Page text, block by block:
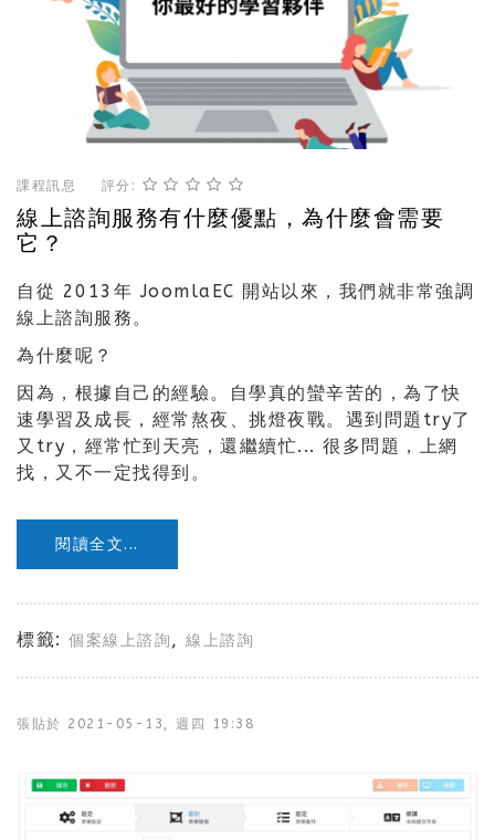
課程訊息
張貼於 2021-05-13, 週四 19:38
評分:
線上諮詢服務有什麼優點，為什麼會需要
它？
自從 2013年 JoomlaEC 開站以來，我們就非常強調
線上諮詢服務。
為什麼呢？
因為，根據自己的經驗。自學真的蠻辛苦的，為了快
速學習及成長，經常熬夜、挑燈夜戰。遇到問題try了
又try，經常忙到天亮，還繼續忙... 很多問題，上網
找，又不一定找得到。
閱讀全文...
標籤: 個案線上諮詢 , 線上諮詢